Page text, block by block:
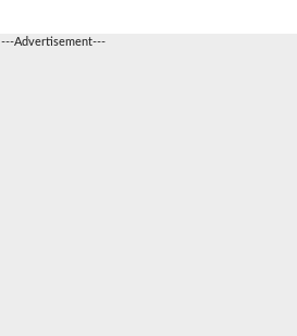
---Advertisement---